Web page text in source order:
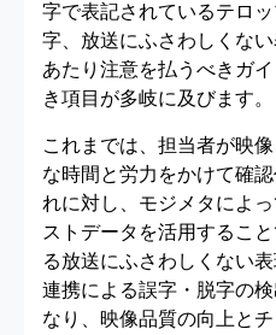
字で表記されているテロ
字、放送にふさわしくな
あたり注意を払うべきガ
き項目が多岐に及びます。
これまでは、担当者が映
な時間と労力をかけて確
れに対し、モジメタによ
ストデータを活用するこ
る放送にふさわしくない
連携による誤字・脱字の
なり、映像品質の向上と